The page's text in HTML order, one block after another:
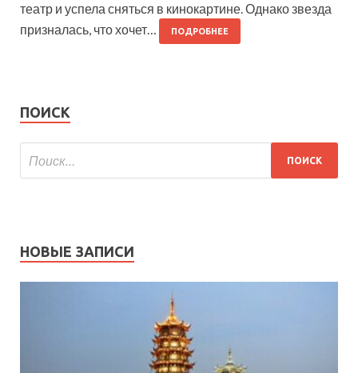
театр и успела сняться в кинокартине. Однако звезда
призналась, что хочет…
ПОДРОБНЕЕ
ПОИСК
НОВЫЕ ЗАПИСИ